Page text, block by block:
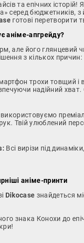
та епічних історій!
серед бюджетників,
готові перетворити
аніме-апгрейду?
але його глянцевий
з кількох причин:
трохи товщий
надійний
Твій улюблений
Всі вирізи під
аніме-принти
Dikocase знайдеться
знака Конохи до